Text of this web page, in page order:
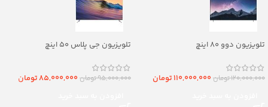
تلویزیون دوو ۸۰ اینچ
120,000,000تومان110,000,000تومان
تلویزیون جی پلاس ۵۰ اینچ
95,000,000تومان85,000,000تومان